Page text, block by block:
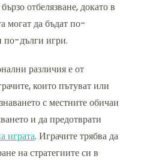
отбелязване, докато в
могат да бъдат по-
по-дълги игри.
различия е от
които пътуват или
с местните обичаи
и да предотврати
играта. Играчите трябва да
на стратегиите си в